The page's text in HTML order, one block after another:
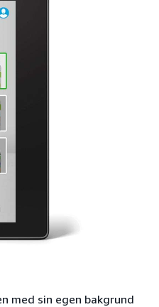
med sin egen bakgrund